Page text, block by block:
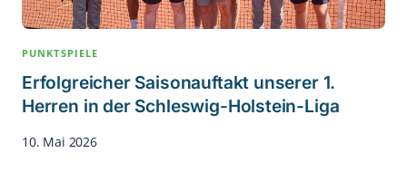
PUNKTSPIELE
Erfolgreicher Saisonauftakt unserer 1.
Herren in der Schleswig-Holstein-Liga
10. Mai 2026